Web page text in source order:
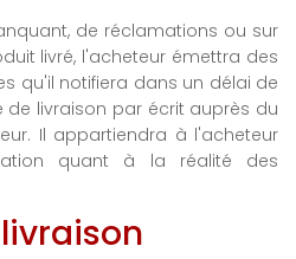
de réclamations ou sur
livré, l'acheteur émettra des
qu'il notifiera dans un délai de
de livraison par écrit auprès du
Il appartiendra à l'acheteur
quant à la réalité des